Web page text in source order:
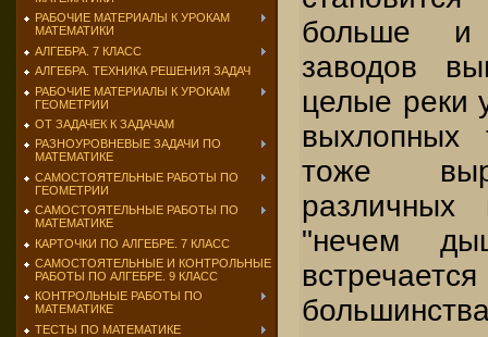
РАБОЧИЕ МАТЕРИАЛЫ К УРОКАМ
МАТЕМАТИКИ
АЛГЕБРА. 7 КЛАСС
АЛГЕБРА. ТЕХНИКА РЕШЕНИЯ ЗАДАЧ
РАБОЧИЕ МАТЕРИАЛЫ К УРОКАМ
ГЕОМЕТРИИ
ОТ ЗАДАЧЕК К ЗАДАЧАМ
РАЗНОУРОВНЕВЫЕ ЗАДАЧИ ПО
МАТЕМАТИКЕ
САМОСТОЯТЕЛЬНЫЕ РАБОТЫ ПО
ГЕОМЕТРИИ
САМОСТОЯТЕЛЬНЫЕ РАБОТЫ ПО
МАТЕМАТИКЕ
КАРТОЧКИ ПО АЛГЕБРЕ. 7 КЛАСС
САМОСТОЯТЕЛЬНЫЕ И КОНТРОЛЬНЫЕ
РАБОТЫ ПО АЛГЕБРЕ. 9 КЛАСС
КОНТРОЛЬНЫЕ РАБОТЫ ПО
МАТЕМАТИКЕ
ТЕСТЫ ПО МАТЕМАТИКЕ
больше и
заводов
целые реки
выхлопных
тоже
различных
"нечем